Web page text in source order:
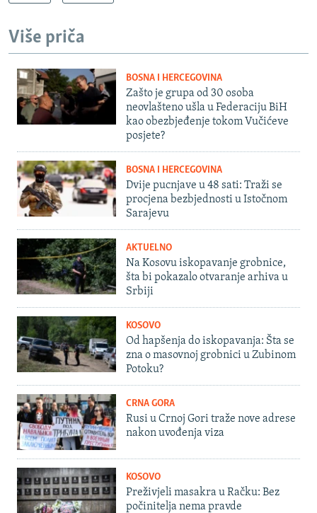
Više priča
BOSNA I HERCEGOVINA
Zašto je grupa od 30 osoba
neovlašteno ušla u Federaciju BiH
kao obezbjeđenje tokom Vučićeve
posjete?
BOSNA I HERCEGOVINA
Dvije pucnjave u 48 sati: Traži se
procjena bezbjednosti u Istočnom
Sarajevu
AKTUELNO
Na Kosovu iskopavanje grobnice,
šta bi pokazalo otvaranje arhiva u
Srbiji
KOSOVO
Od hapšenja do iskopavanja: Šta se
zna o masovnoj grobnici u Zubinom
Potoku?
CRNA GORA
Rusi u Crnoj Gori traže nove adrese
nakon uvođenja viza
KOSOVO
Preživjeli masakra u Račku: Bez
počinitelja nema pravde